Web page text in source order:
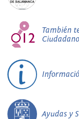
También
Ciudadano
Ayudas y